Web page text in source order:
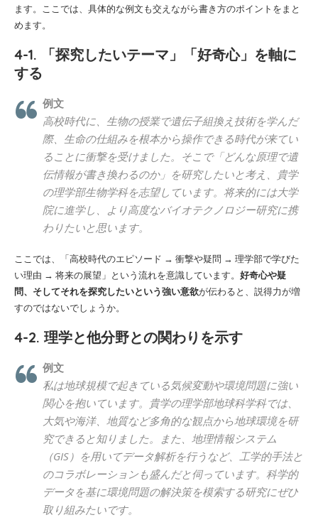
ます。ここでは、具体的な例文も交えながら書き方のポイントをまと
めます。
4-1. 「探究したいテーマ」「好奇心」を軸に
する
例文
高校時代に、生物の授業で遺伝子組換え技術を学んだ
際、生命の仕組みを根本から操作できる時代が来てい
ることに衝撃を受けました。そこで「どんな原理で遺
伝情報が書き換わるのか」を研究したいと考え、貴学
の理学部生物学科を志望しています。将来的には大学
院に進学し、より高度なバイオテクノロジー研究に携
わりたいと思います。
ここでは、「高校時代のエピソード → 衝撃や疑問 → 理学部で学びた
い理由 → 将来の展望」という流れを意識しています。 好奇心や疑
問、そしてそれを探究したいという強い意欲が伝わると、説得力が増
すのではないでしょうか。
4-2. 理学と他分野との関わりを示す
例文
私は地球規模で起きている気候変動や環境問題に強い
関心を抱いています。貴学の理学部地球科学科では、
大気や海洋、地質など多角的な観点から地球環境を研
究できると知りました。また、地理情報システム
（GIS）を用いてデータ解析を行うなど、工学的手法と
のコラボレーションも盛んだと伺っています。科学的
データを基に環境問題の解決策を模索する研究にぜひ
取り組みたいです。